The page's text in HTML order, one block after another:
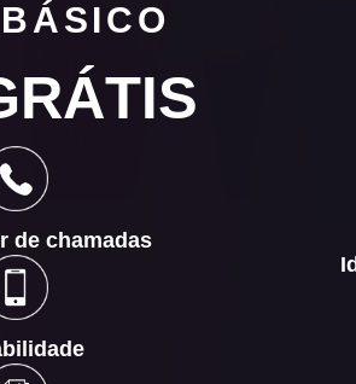
BÁSICO
de chamadas